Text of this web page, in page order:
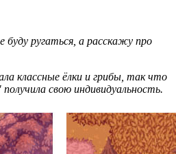
буду ругаться, а расскажу про
классные ёлки и грибы, так что
свою индивидуальность.